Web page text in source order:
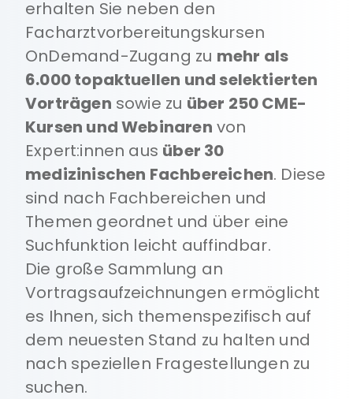
erhalten Sie neben den
Facharztvorbereitungskursen
OnDemand-Zugang zu mehr als
6.000 topaktuellen und selektierten
Vorträgen sowie zu über 250 CME-
Kursen und Webinaren von
Expert:innen aus über 30
medizinischen Fachbereichen. Diese
sind nach Fachbereichen und
Themen geordnet und über eine
Suchfunktion leicht auffindbar.
Die große Sammlung an
Vortragsaufzeichnungen ermöglicht
es Ihnen, sich themenspezifisch auf
dem neuesten Stand zu halten und
nach speziellen Fragestellungen zu
suchen.